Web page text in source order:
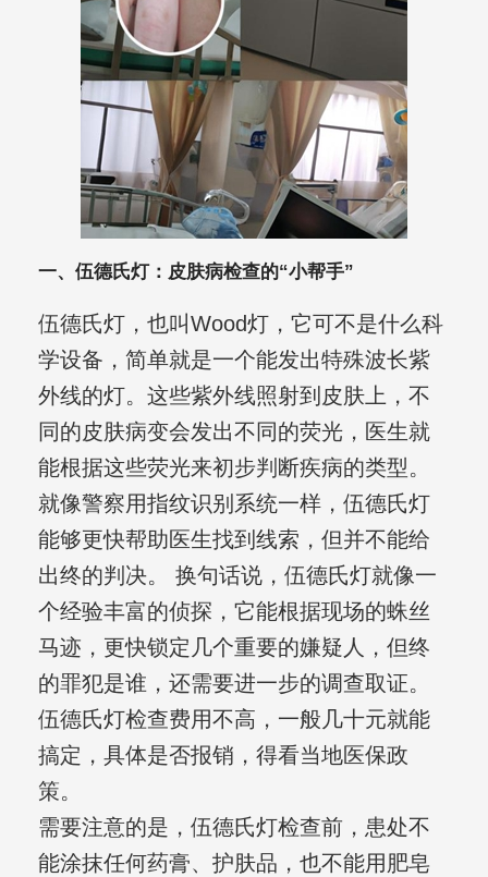
一、伍德氏灯：皮肤病检查的“小帮手”
伍德氏灯，也叫Wood灯，它可不是什么科
学设备，简单就是一个能发出特殊波长紫
外线的灯。这些紫外线照射到皮肤上，不
同的皮肤病变会发出不同的荧光，医生就
能根据这些荧光来初步判断疾病的类型。
就像警察用指纹识别系统一样，伍德氏灯
能够更快帮助医生找到线索，但并不能给
出终的判决。 换句话说，伍德氏灯就像一
个经验丰富的侦探，它能根据现场的蛛丝
马迹，更快锁定几个重要的嫌疑人，但终
的罪犯是谁，还需要进一步的调查取证。
伍德氏灯检查费用不高，一般几十元就能
搞定，具体是否报销，得看当地医保政
策。
需要注意的是，伍德氏灯检查前，患处不
能涂抹任何药膏、护肤品，也不能用肥皂